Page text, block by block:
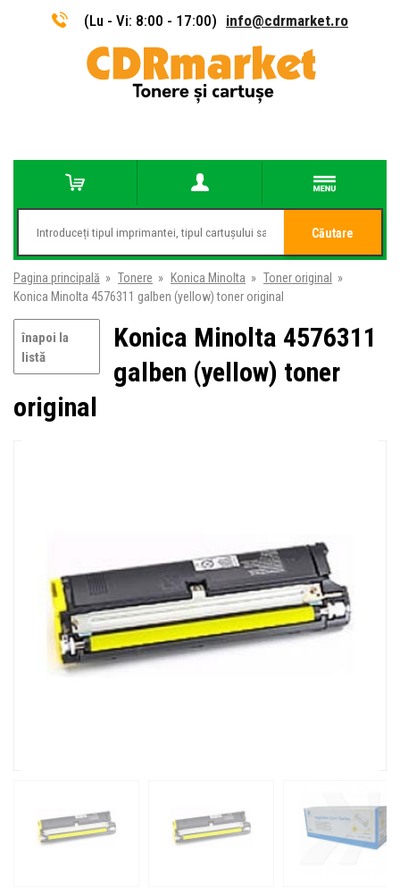
(Lu - Vi: 8:00 - 17:00) info@cdrmarket.ro
Căutare
Pagina principală » Tonere » Konica Minolta » Toner original
»
Konica Minolta 4576311 galben (yellow) toner original
înapoi la
listă
Konica Minolta 4576311
galben (yellow) toner
original